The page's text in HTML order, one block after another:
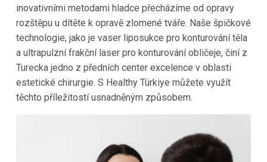
inovativními metodami hladce přecházíme od opravy
rozštěpu u dítěte k opravě zlomené tváře. Naše špičkové
technologie, jako je vaser liposukce pro konturování těla
a ultrapulzní frakční laser pro konturování obličeje, činí z
Turecka jedno z předních center excelence v oblasti
estetické chirurgie. S Healthy Türkiye můžete využít
těchto příležitostí usnadněným způsobem.